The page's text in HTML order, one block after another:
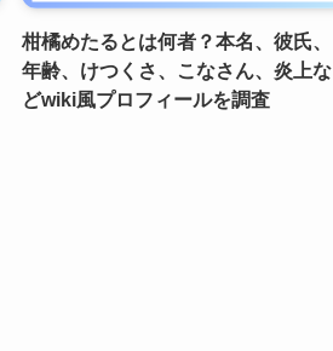
柑橘めたるとは何者？本名、彼氏、
年齢、けつくさ、こなさん、炎上な
どwiki風プロフィールを調査